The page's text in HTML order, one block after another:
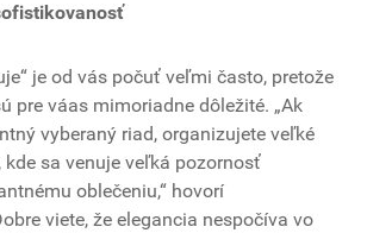
je od vás počuť veľmi často, pretože
pre váas mimoriadne dôležité. „Ak
vyberaný riad, organizujete veľké
kde sa venuje veľká pozornosť
oblečeniu,“ hovorí
viete, že elegancia nespočíva vo